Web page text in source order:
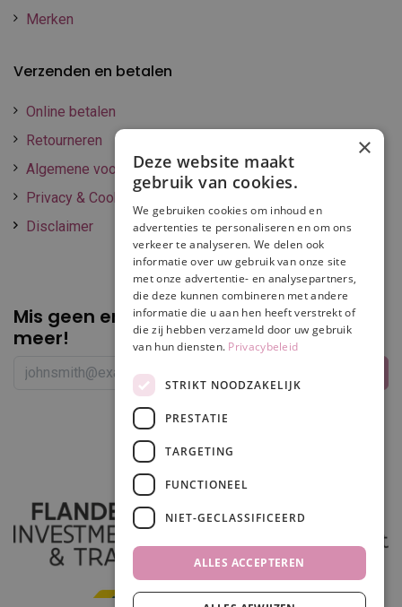
Merken
Verzenden en betalen
Online betalen
Retourneren
Algemene voorwaarden
Privacy & Cookie policy
Disclaimer
Mis geen enkelepromotie of korting
meer!
×
Deze website maakt
gebruik van cookies.
We gebruiken cookies om inhoud en
advertenties te personaliseren en om ons
verkeer te analyseren. We delen ook
informatie over uw gebruik van onze site
met onze advertentie- en analysepartners,
die deze kunnen combineren met andere
informatie die u aan hen heeft verstrekt of
die zij hebben verzameld door uw gebruik
van hun diensten. Privacybeleid
STRIKT NOODZAKELIJK
PRESTATIE
TARGETING
FUNCTIONEEL
NIET-GECLASSIFICEERD
ALLES ACCEPTEREN